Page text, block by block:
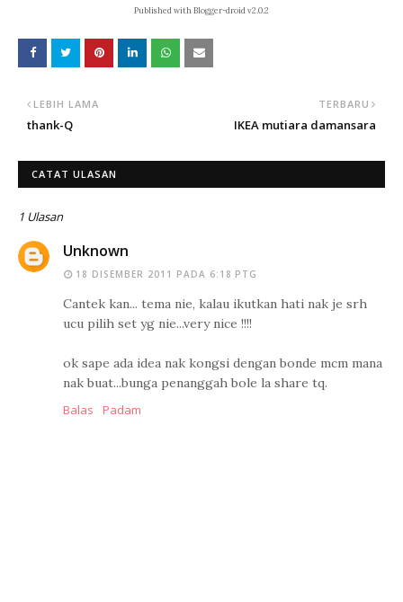
Published with Blogger-droid v2.0.2
TERBARU
IKEA mutiara damansara
LEBIH LAMA
thank-Q
CATAT ULASAN
1 Ulasan
Unknown
18 DISEMBER 2011 PADA 6:18 PTG
Cantek kan... tema nie, kalau ikutkan hati nak je srh
ucu pilih set yg nie...very nice !!!!
ok sape ada idea nak kongsi dengan bonde mcm mana
nak buat...bunga penanggah bole la share tq.
Balas
Padam